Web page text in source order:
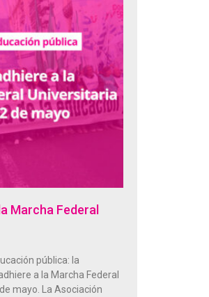
Marcha Federal
pública: la
a la Marcha Federal
mayo. La Asociación